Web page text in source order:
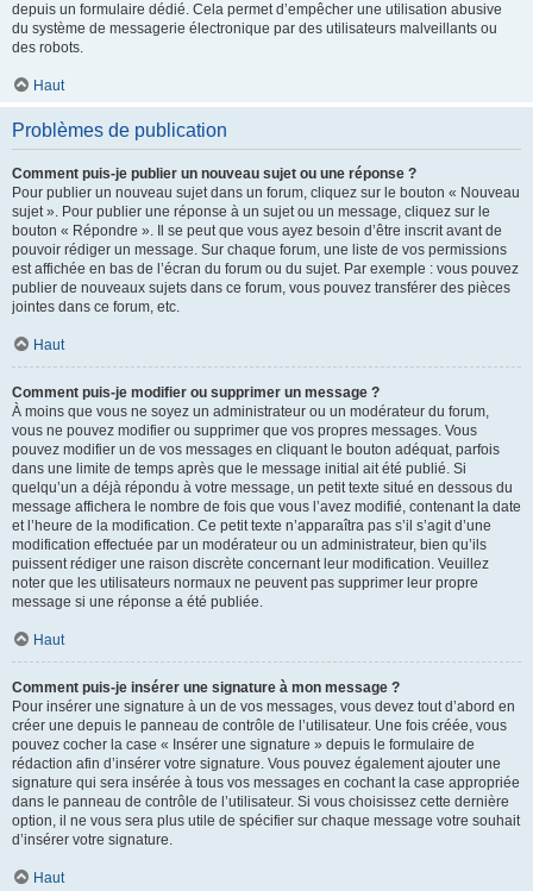
depuis un formulaire dédié. Cela permet d’empêcher une utilisation abusive
du système de messagerie électronique par des utilisateurs malveillants ou
des robots.
Haut
Problèmes de publication
Comment puis-je publier un nouveau sujet ou une réponse ?
Pour publier un nouveau sujet dans un forum, cliquez sur le bouton « Nouveau
sujet ». Pour publier une réponse à un sujet ou un message, cliquez sur le
bouton « Répondre ». Il se peut que vous ayez besoin d’être inscrit avant de
pouvoir rédiger un message. Sur chaque forum, une liste de vos permissions
est affichée en bas de l’écran du forum ou du sujet. Par exemple : vous pouvez
publier de nouveaux sujets dans ce forum, vous pouvez transférer des pièces
jointes dans ce forum, etc.
Haut
Comment puis-je modifier ou supprimer un message ?
À moins que vous ne soyez un administrateur ou un modérateur du forum,
vous ne pouvez modifier ou supprimer que vos propres messages. Vous
pouvez modifier un de vos messages en cliquant le bouton adéquat, parfois
dans une limite de temps après que le message initial ait été publié. Si
quelqu’un a déjà répondu à votre message, un petit texte situé en dessous du
message affichera le nombre de fois que vous l’avez modifié, contenant la date
et l’heure de la modification. Ce petit texte n’apparaîtra pas s’il s’agit d’une
modification effectuée par un modérateur ou un administrateur, bien qu’ils
puissent rédiger une raison discrète concernant leur modification. Veuillez
noter que les utilisateurs normaux ne peuvent pas supprimer leur propre
message si une réponse a été publiée.
Haut
Comment puis-je insérer une signature à mon message ?
Pour insérer une signature à un de vos messages, vous devez tout d’abord en
créer une depuis le panneau de contrôle de l’utilisateur. Une fois créée, vous
pouvez cocher la case « Insérer une signature » depuis le formulaire de
rédaction afin d’insérer votre signature. Vous pouvez également ajouter une
signature qui sera insérée à tous vos messages en cochant la case appropriée
dans le panneau de contrôle de l’utilisateur. Si vous choisissez cette dernière
option, il ne vous sera plus utile de spécifier sur chaque message votre souhait
d’insérer votre signature.
Haut